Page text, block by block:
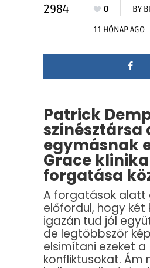
2984 0 BY
11 HÓNAP AGO
Patrick
színésztársa
egymásnak
Grace klinika
forgatása
A forgatások alatt
előfordul, hogy két
igazán tud jól
de legtöbbször
elsimítani ezeket a
konfliktusokat. Ám